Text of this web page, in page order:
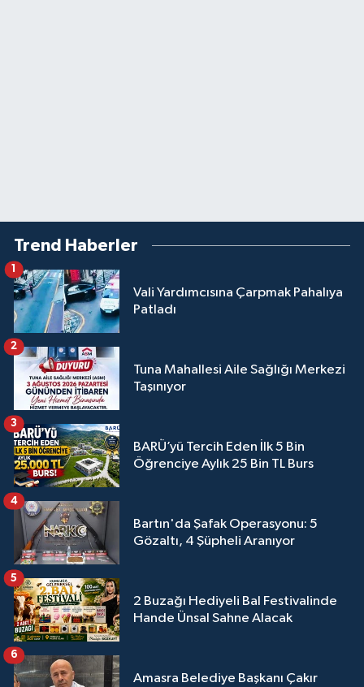
Trend Haberler
Vali Yardımcısına Çarpmak Pahalıya
Patladı
1
Tuna Mahallesi Aile Sağlığı Merkezi
Taşınıyor
2
BARÜ’yü Tercih Eden İlk 5 Bin
Öğrenciye Aylık 25 Bin TL Burs
3
Bartın'da Şafak Operasyonu: 5
Gözaltı, 4 Şüpheli Aranıyor
4
2 Buzağı Hediyeli Bal Festivalinde
Hande Ünsal Sahne Alacak
5
Amasra Belediye Başkanı Çakır
6